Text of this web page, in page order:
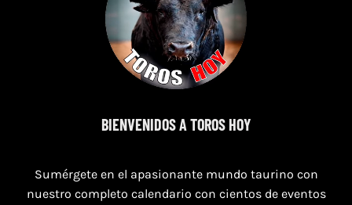
7 de agosto de 2026
TORO CASINOS 7,8 Y 9 DE AGOSTO 2026
BIENVENIDOS A TOROS HOY
Sumérgete en el apasionante mundo taurino con
nuestro completo calendario con cientos de eventos